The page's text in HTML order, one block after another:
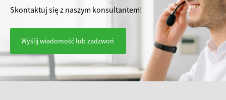
Skontaktuj się z naszym konsultantem!
Wyślij wiadomość lub zadzwoń